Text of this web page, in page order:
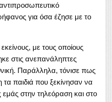
για όσα έζησε με το
με τους οποίους
στις ανεπανάληπτες
Παράλληλα, τόνισε πως
παιδιά που ξεκίνησαν να
στην τηλεόραση και στο